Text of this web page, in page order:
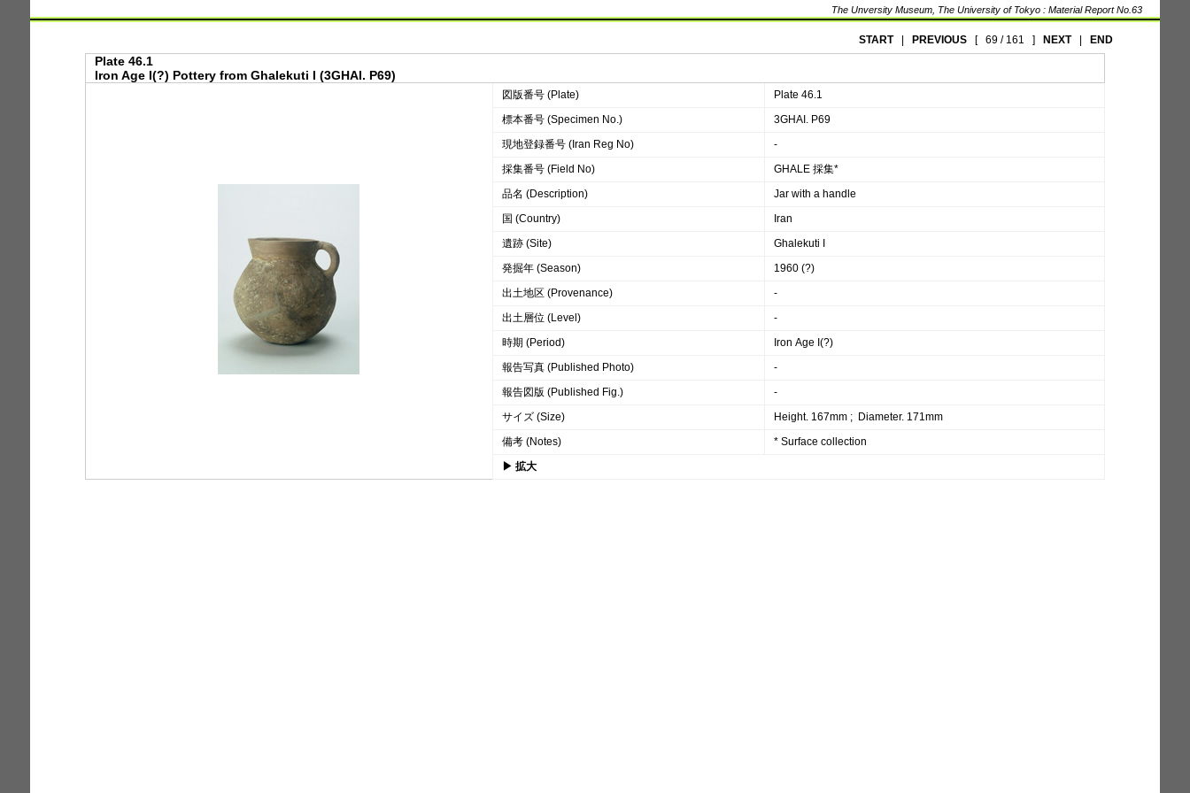
The Unversity Museum, The University of Tokyo : Material Report No.63
START| PREVIOUS[ 69 / 161 ] NEXT| END
Plate 46.1
Iron Age I(?) Pottery from Ghalekuti I (3GHAI. P69)
図版番号 (Plate)
Plate 46.1
標本番号 (Specimen No.)
3GHAI. P69
現地登録番号 (Iran Reg No)
‐
採集番号 (Field No)
GHALE 採集*
品名 (Description)
Jar with a handle
国 (Country)
Iran
遺跡 (Site)
Ghalekuti I
発掘年 (Season)
1960 (?)
出土地区 (Provenance)
-
出土層位 (Level)
-
時期 (Period)
Iron Age I(?)
報告写真 (Published Photo)
-
報告図版 (Published Fig.)
-
サイズ (Size)
Height. 167mm ; Diameter. 171mm
備考 (Notes)
* Surface collection
▶ 拡大